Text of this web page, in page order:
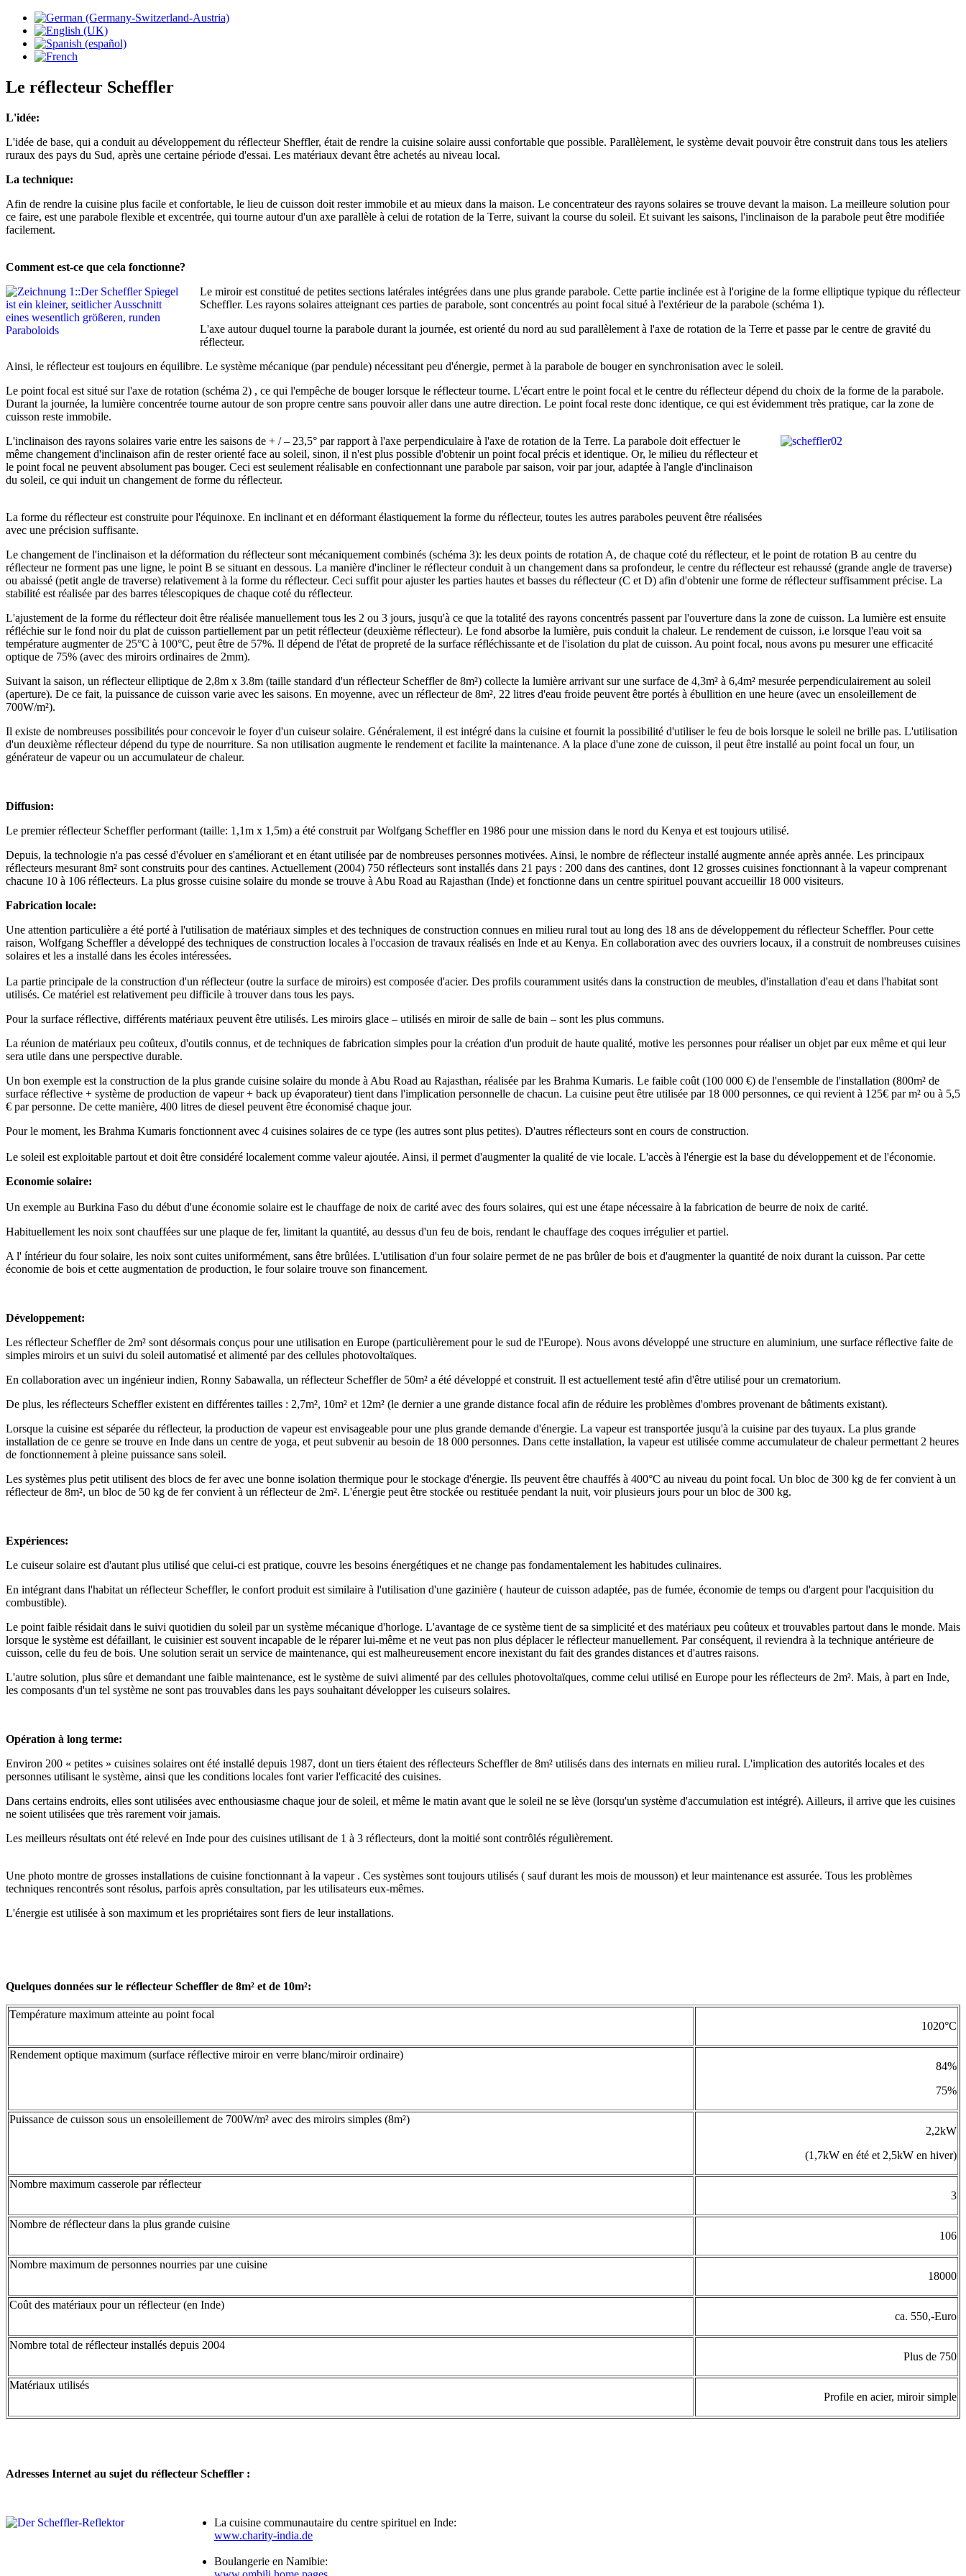
Le réflecteur Scheffler
L'idée:
L'idée de base, qui a conduit au développement du réflecteur Sheffler, était de rendre la cuisine solaire aussi confortable que possible. Parallèlement, le système devait pouvoir être construit dans tous les ateliers
ruraux des pays du Sud, après une certaine période d'essai. Les matériaux devant être achetés au niveau local.
La technique:
Afin de rendre la cuisine plus facile et confortable, le lieu de cuisson doit rester immobile et au mieux dans la maison. Le concentrateur des rayons solaires se trouve devant la maison. La meilleure solution pour
ce faire, est une parabole flexible et excentrée, qui tourne autour d'un axe parallèle à celui de rotation de la Terre, suivant la course du soleil. Et suivant les saisons, l'inclinaison de la parabole peut être modifiée
facilement.
Comment est-ce que cela fonctionne?
Le miroir est constitué de petites sections latérales intégrées dans une plus grande parabole. Cette partie inclinée est à l'origine de la forme elliptique typique du réflecteur
Scheffler. Les rayons solaires atteignant ces parties de parabole, sont concentrés au point focal situé à l'extérieur de la parabole (schéma 1).
L'axe autour duquel tourne la parabole durant la journée, est orienté du nord au sud parallèlement à l'axe de rotation de la Terre et passe par le centre de gravité du
réflecteur.
Ainsi, le réflecteur est toujours en équilibre. Le système mécanique (par pendule) nécessitant peu d'énergie, permet à la parabole de bouger en synchronisation avec le soleil.
Le point focal est situé sur l'axe de rotation (schéma 2) , ce qui l'empêche de bouger lorsque le réflecteur tourne. L'écart entre le point focal et le centre du réflecteur dépend du choix de la forme de la parabole.
Durant la journée, la lumière concentrée tourne autour de son propre centre sans pouvoir aller dans une autre direction. Le point focal reste donc identique, ce qui est évidemment très pratique, car la zone de
cuisson reste immobile.
L'inclinaison des rayons solaires varie entre les saisons de + / – 23,5° par rapport à l'axe perpendiculaire à l'axe de rotation de la Terre. La parabole doit effectuer le
même changement d'inclinaison afin de rester orienté face au soleil, sinon, il n'est plus possible d'obtenir un point focal précis et identique. Or, le milieu du réflecteur et
le point focal ne peuvent absolument pas bouger. Ceci est seulement réalisable en confectionnant une parabole par saison, voir par jour, adaptée à l'angle d'inclinaison
du soleil, ce qui induit un changement de forme du réflecteur.
La forme du réflecteur est construite pour l'équinoxe. En inclinant et en déformant élastiquement la forme du réflecteur, toutes les autres paraboles peuvent être réalisées
avec une précision suffisante.
Le changement de l'inclinaison et la déformation du réflecteur sont mécaniquement combinés (schéma 3): les deux points de rotation A, de chaque coté du réflecteur, et le point de rotation B au centre du
réflecteur ne forment pas une ligne, le point B se situant en dessous. La manière d'incliner le réflecteur conduit à un changement dans sa profondeur, le centre du réflecteur est rehaussé (grande angle de traverse)
ou abaissé (petit angle de traverse) relativement à la forme du réflecteur. Ceci suffit pour ajuster les parties hautes et basses du réflecteur (C et D) afin d'obtenir une forme de réflecteur suffisamment précise. La
stabilité est réalisée par des barres télescopiques de chaque coté du réflecteur.
L'ajustement de la forme du réflecteur doit être réalisée manuellement tous les 2 ou 3 jours, jusqu'à ce que la totalité des rayons concentrés passent par l'ouverture dans la zone de cuisson. La lumière est ensuite
réfléchie sur le fond noir du plat de cuisson partiellement par un petit réflecteur (deuxième réflecteur). Le fond absorbe la lumière, puis conduit la chaleur. Le rendement de cuisson, i.e lorsque l'eau voit sa
température augmenter de 25°C à 100°C, peut être de 57%. Il dépend de l'état de propreté de la surface réfléchissante et de l'isolation du plat de cuisson. Au point focal, nous avons pu mesurer une efficacité
optique de 75% (avec des miroirs ordinaires de 2mm).
Suivant la saison, un réflecteur elliptique de 2,8m x 3.8m (taille standard d'un réflecteur Scheffler de 8m²) collecte la lumière arrivant sur une surface de 4,3m² à 6,4m² mesurée perpendiculairement au soleil
(aperture). De ce fait, la puissance de cuisson varie avec les saisons. En moyenne, avec un réflecteur de 8m², 22 litres d'eau froide peuvent être portés à ébullition en une heure (avec un ensoleillement de
700W/m²).
Il existe de nombreuses possibilités pour concevoir le foyer d'un cuiseur solaire. Généralement, il est intégré dans la cuisine et fournit la possibilité d'utiliser le feu de bois lorsque le soleil ne brille pas. L'utilisation
d'un deuxième réflecteur dépend du type de nourriture. Sa non utilisation augmente le rendement et facilite la maintenance. A la place d'une zone de cuisson, il peut être installé au point focal un four, un
générateur de vapeur ou un accumulateur de chaleur.
Diffusion:
Le premier réflecteur Scheffler performant (taille: 1,1m x 1,5m) a été construit par Wolfgang Scheffler en 1986 pour une mission dans le nord du Kenya et est toujours utilisé.
Depuis, la technologie n'a pas cessé d'évoluer en s'améliorant et en étant utilisée par de nombreuses personnes motivées. Ainsi, le nombre de réflecteur installé augmente année après année. Les principaux
réflecteurs mesurant 8m² sont construits pour des cantines. Actuellement (2004) 750 réflecteurs sont installés dans 21 pays : 200 dans des cantines, dont 12 grosses cuisines fonctionnant à la vapeur comprenant
chacune 10 à 106 réflecteurs. La plus grosse cuisine solaire du monde se trouve à Abu Road au Rajasthan (Inde) et fonctionne dans un centre spirituel pouvant accueillir 18 000 visiteurs.
Fabrication locale:
Une attention particulière a été porté à l'utilisation de matériaux simples et des techniques de construction connues en milieu rural tout au long des 18 ans de développement du réflecteur Scheffler. Pour cette
raison, Wolfgang Scheffler a développé des techniques de construction locales à l'occasion de travaux réalisés en Inde et au Kenya. En collaboration avec des ouvriers locaux, il a construit de nombreuses cuisines
solaires et les a installé dans les écoles intéressées.
La partie principale de la construction d'un réflecteur (outre la surface de miroirs) est composée d'acier. Des profils couramment usités dans la construction de meubles, d'installation d'eau et dans l'habitat sont
utilisés. Ce matériel est relativement peu difficile à trouver dans tous les pays.
Pour la surface réflective, différents matériaux peuvent être utilisés. Les miroirs glace – utilisés en miroir de salle de bain – sont les plus communs.
La réunion de matériaux peu coûteux, d'outils connus, et de techniques de fabrication simples pour la création d'un produit de haute qualité, motive les personnes pour réaliser un objet par eux même et qui leur
sera utile dans une perspective durable.
Un bon exemple est la construction de la plus grande cuisine solaire du monde à Abu Road au Rajasthan, réalisée par les Brahma Kumaris. Le faible coût (100 000 €) de l'ensemble de l'installation (800m² de
surface réflective + système de production de vapeur + back up évaporateur) tient dans l'implication personnelle de chacun. La cuisine peut être utilisée par 18 000 personnes, ce qui revient à 125€ par m² ou à 5,5
€ par personne. De cette manière, 400 litres de diesel peuvent être économisé chaque jour.
Pour le moment, les Brahma Kumaris fonctionnent avec 4 cuisines solaires de ce type (les autres sont plus petites). D'autres réflecteurs sont en cours de construction.
Le soleil est exploitable partout et doit être considéré localement comme valeur ajoutée. Ainsi, il permet d'augmenter la qualité de vie locale. L'accès à l'énergie est la base du développement et de l'économie.
Economie solaire:
Un exemple au Burkina Faso du début d'une économie solaire est le chauffage de noix de carité avec des fours solaires, qui est une étape nécessaire à la fabrication de beurre de noix de carité.
Habituellement les noix sont chauffées sur une plaque de fer, limitant la quantité, au dessus d'un feu de bois, rendant le chauffage des coques irrégulier et partiel.
A l' íntérieur du four solaire, les noix sont cuites uniformément, sans être brûlées. L'utilisation d'un four solaire permet de ne pas brûler de bois et d'augmenter la quantité de noix durant la cuisson. Par cette
économie de bois et cette augmentation de production, le four solaire trouve son financement.
Développement:
Les réflecteur Scheffler de 2m² sont désormais conçus pour une utilisation en Europe (particulièrement pour le sud de l'Europe). Nous avons développé une structure en aluminium, une surface réflective faite de
simples miroirs et un suivi du soleil automatisé et alimenté par des cellules photovoltaïques.
En collaboration avec un ingénieur indien, Ronny Sabawalla, un réflecteur Scheffler de 50m² a été développé et construit. Il est actuellement testé afin d'être utilisé pour un crematorium.
De plus, les réflecteurs Scheffler existent en différentes tailles : 2,7m², 10m² et 12m² (le dernier a une grande distance focal afin de réduire les problèmes d'ombres provenant de bâtiments existant).
Lorsque la cuisine est séparée du réflecteur, la production de vapeur est envisageable pour une plus grande demande d'énergie. La vapeur est transportée jusqu'à la cuisine par des tuyaux. La plus grande
installation de ce genre se trouve en Inde dans un centre de yoga, et peut subvenir au besoin de 18 000 personnes. Dans cette installation, la vapeur est utilisée comme accumulateur de chaleur permettant 2 heures
de fonctionnement à pleine puissance sans soleil.
Les systèmes plus petit utilisent des blocs de fer avec une bonne isolation thermique pour le stockage d'énergie. Ils peuvent être chauffés à 400°C au niveau du point focal. Un bloc de 300 kg de fer convient à un
réflecteur de 8m², un bloc de 50 kg de fer convient à un réflecteur de 2m². L'énergie peut être stockée ou restituée pendant la nuit, voir plusieurs jours pour un bloc de 300 kg.
Expériences:
Le cuiseur solaire est d'autant plus utilisé que celui-ci est pratique, couvre les besoins énergétiques et ne change pas fondamentalement les habitudes culinaires.
En intégrant dans l'habitat un réflecteur Scheffler, le confort produit est similaire à l'utilisation d'une gazinière ( hauteur de cuisson adaptée, pas de fumée, économie de temps ou d'argent pour l'acquisition du
combustible).
Le point faible résidait dans le suivi quotidien du soleil par un système mécanique d'horloge. L'avantage de ce système tient de sa simplicité et des matériaux peu coûteux et trouvables partout dans le monde. Mais
lorsque le système est défaillant, le cuisinier est souvent incapable de le réparer lui-même et ne veut pas non plus déplacer le réflecteur manuellement. Par conséquent, il reviendra à la technique antérieure de
cuisson, celle du feu de bois. Une solution serait un service de maintenance, qui est malheureusement encore inexistant du fait des grandes distances et d'autres raisons.
L'autre solution, plus sûre et demandant une faible maintenance, est le système de suivi alimenté par des cellules photovoltaïques, comme celui utilisé en Europe pour les réflecteurs de 2m². Mais, à part en Inde,
les composants d'un tel système ne sont pas trouvables dans les pays souhaitant développer les cuiseurs solaires.
Opération à long terme:
Environ 200 « petites » cuisines solaires ont été installé depuis 1987, dont un tiers étaient des réflecteurs Scheffler de 8m² utilisés dans des internats en milieu rural. L'implication des autorités locales et des
personnes utilisant le système, ainsi que les conditions locales font varier l'efficacité des cuisines.
Dans certains endroits, elles sont utilisées avec enthousiasme chaque jour de soleil, et même le matin avant que le soleil ne se lève (lorsqu'un système d'accumulation est intégré). Ailleurs, il arrive que les cuisines
ne soient utilisées que très rarement voir jamais.
Les meilleurs résultats ont été relevé en Inde pour des cuisines utilisant de 1 à 3 réflecteurs, dont la moitié sont contrôlés régulièrement.
Une photo montre de grosses installations de cuisine fonctionnant à la vapeur . Ces systèmes sont toujours utilisés ( sauf durant les mois de mousson) et leur maintenance est assurée. Tous les problèmes
techniques rencontrés sont résolus, parfois après consultation, par les utilisateurs eux-mêmes.
L'énergie est utilisée à son maximum et les propriétaires sont fiers de leur installations.
Quelques données sur le réflecteur Scheffler de 8m² et de 10m²:
Température maximum atteinte au point focal
1020°C
Rendement optique maximum (surface réflective miroir en verre blanc/miroir ordinaire)
84%
75%
Puissance de cuisson sous un ensoleillement de 700W/m² avec des miroirs simples (8m²)
2,2kW
(1,7kW en été et 2,5kW en hiver)
Nombre maximum casserole par réflecteur
3
Nombre de réflecteur dans la plus grande cuisine
106
Nombre maximum de personnes nourries par une cuisine
18000
Coût des matériaux pour un réflecteur (en Inde)
ca. 550,-Euro
Nombre total de réflecteur installés depuis 2004
Plus de 750
Matériaux utilisés
Profile en acier, miroir simple
Adresses Internet au sujet du réflecteur Scheffler :
La cuisine communautaire du centre spirituel en Inde:
www.charity-india.de
Boulangerie en Namibie: